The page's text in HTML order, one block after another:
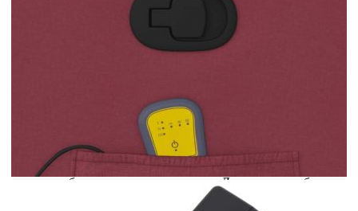
Макс. товароносимост: 110 кг
да се използва от деца на възраст от 8 години и
повече и от лица с намалени физически,
сетивни или умствени способности или с липса
на опит и познания, ако са получили надзор или
инструкции за безопасно използване на уреда и
разбират свързаните с него опасности. Децата
не трябва да си играят с уреда. Децата не трябва
да почистват и да извършват потребителска